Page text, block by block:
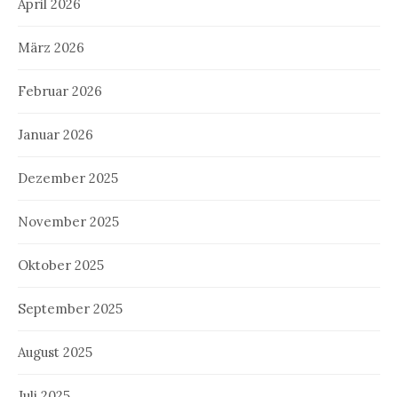
April 2026
März 2026
Februar 2026
Januar 2026
Dezember 2025
November 2025
Oktober 2025
September 2025
August 2025